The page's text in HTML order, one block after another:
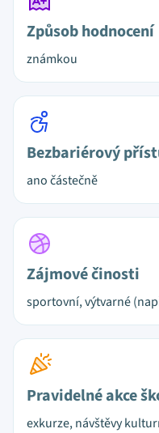
Způsob hodnocení
známkou
Bezbariérový
ano částečně
Zájmové činosti
sportovní, výtvarné
Pravidelné akce
exkurze, návštěvy